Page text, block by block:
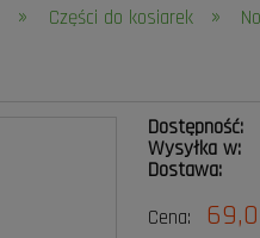
» Części do kosiarek »
Dostępność:
Wysyłka w:
Dostawa:
Cena: